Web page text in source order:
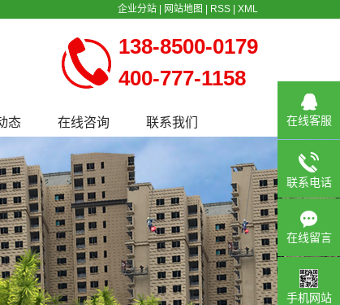
企业分站 网站地图 RSS XML
138-8500-0179
400-777-1158
态
闻
闻
题
在线咨询 联系我们 在线客服
联系电话
在线留言
手机网站